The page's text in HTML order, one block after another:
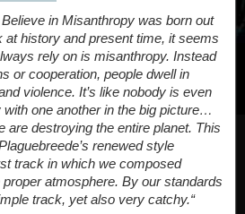
Believe in Misanthropy was born out
at history and present time, it seems
rely on is misanthropy. Instead
or cooperation, people dwell in
violence. It’s like nobody is even
one another in the big picture…
are destroying the entire planet. This
renewed style
track in which we composed
atmosphere. By our standards
track, yet also very catchy.“